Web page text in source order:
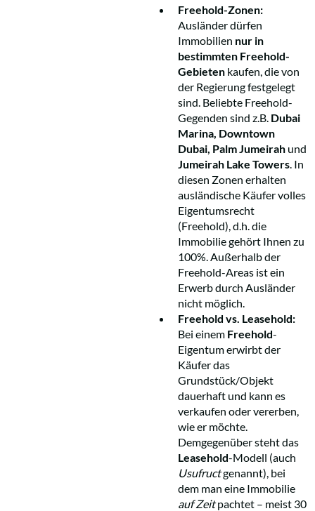
Freehold-Zonen:
Ausländer dürfen
Immobilien nur in
bestimmten Freehold-
Gebieten kaufen, die von
der Regierung festgelegt
sind. Beliebte Freehold-
Gegenden sind z.B. Dubai
Marina, Downtown
Dubai, Palm Jumeirah und
Jumeirah Lake Towers . In
diesen Zonen erhalten
ausländische Käufer volles
Eigentumsrecht
(Freehold), d.h. die
Immobilie gehört Ihnen zu
100%. Außerhalb der
Freehold-Areas ist ein
Erwerb durch Ausländer
nicht möglich.
Freehold vs. Leasehold:
Bei einem Freehold-
Eigentum erwirbt der
Käufer das
Grundstück/Objekt
dauerhaft und kann es
verkaufen oder vererben,
wie er möchte.
Demgegenüber steht das
Leasehold-Modell (auch
Usufructgenannt), bei
dem man eine Immobilie
auf Zeitpachtet – meist 30